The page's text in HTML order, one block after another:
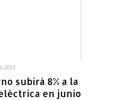
2011
subirá 8% a la
en junio